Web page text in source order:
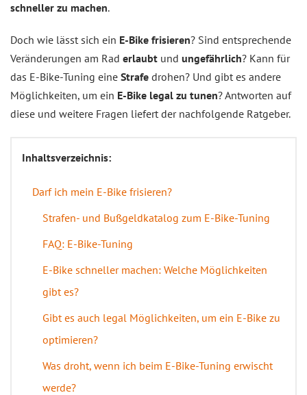
schneller zu machen.
Doch wie lässt sich ein E-Bike frisieren? Sind entsprechende
Veränderungen am Rad erlaubt und ungefährlich? Kann für
das E-Bike-Tuning eine Strafe drohen? Und gibt es andere
Möglichkeiten, um ein E-Bike legal zu tunen? Antworten auf
diese und weitere Fragen liefert der nachfolgende Ratgeber.
Inhaltsverzeichnis:
Darf ich mein E-Bike frisieren?
Strafen- und Bußgeldkatalog zum E-Bike-Tuning
FAQ: E-Bike-Tuning
E-Bike schneller machen: Welche Möglichkeiten
gibt es?
Gibt es auch legal Möglichkeiten, um ein E-Bike zu
optimieren?
Was droht, wenn ich beim E-Bike-Tuning erwischt
werde?